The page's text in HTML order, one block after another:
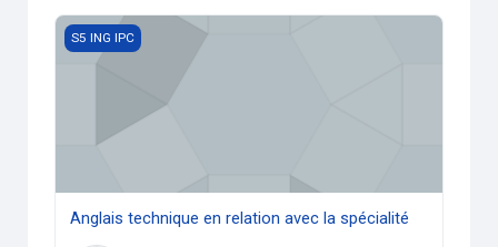
Anglais technique en relation avec la spécialité
S5 ING IPC
Anglais technique en relation avec la spécialité